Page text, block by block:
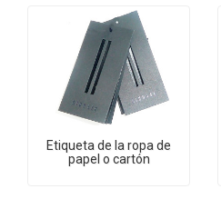
Etiqueta de la ropa de
papel o cartón